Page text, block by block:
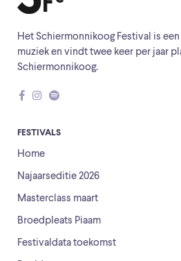
Het Schiermonnikoog Festival is
muziek en vindt twee keer per jaar
Schiermonnikoog.
FESTIVALS
Home
Najaarseditie 2026
Masterclass maart
Broedpleats Piaam
Festivaldata toekomst